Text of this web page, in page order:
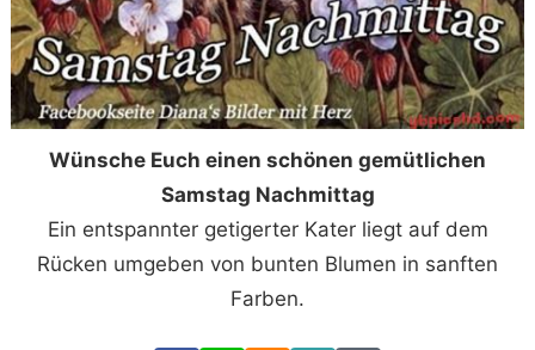
Wünsche Euch einen schönen gemütlichen
Samstag Nachmittag
Ein entspannter getigerter Kater liegt auf dem
Rücken umgeben von bunten Blumen in sanften
Farben.